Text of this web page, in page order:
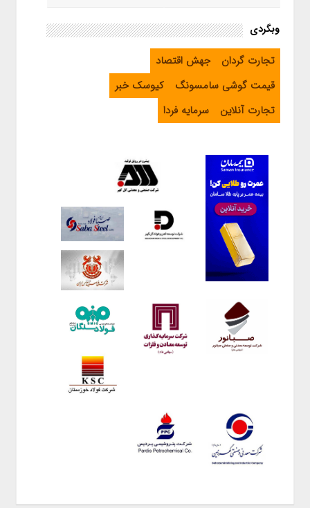
وبگردی
تجارت گردان
جهش اقتصاد
قیمت گوشی سامسونگ
کیوسک خبر
تجارت آنلاین
سرمایه فردا